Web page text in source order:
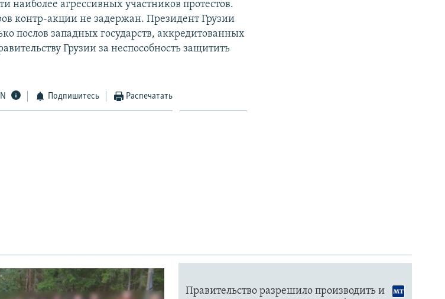
наиболее агрессивных участников протестов.
контр-акции не задержан. Президент Грузии
послов западных государств, аккредитованных
Грузии за неспособность защитить
Подпишитесь Распечатать